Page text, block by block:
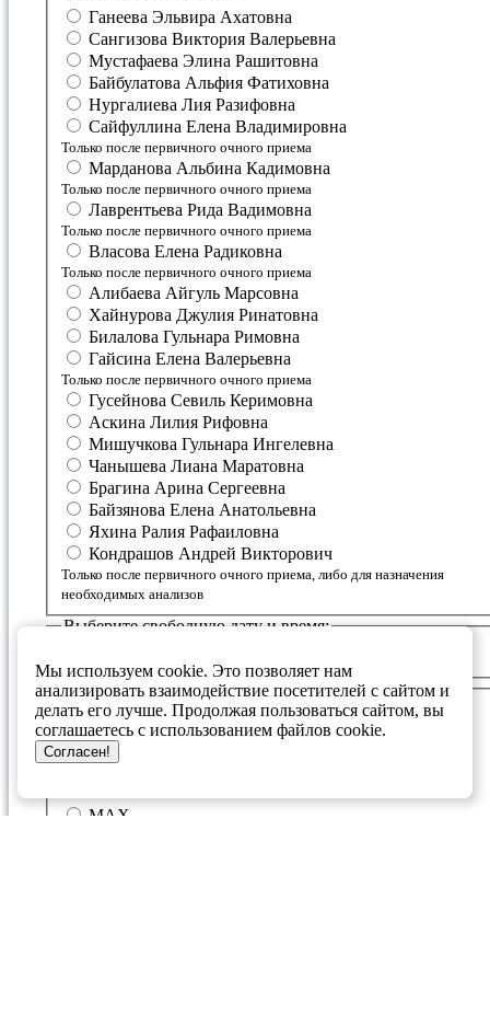
Мы используем cookie. Это позволяет нам
анализировать взаимодействие посетителей с сайтом и
делать его лучше. Продолжая пользоваться сайтом, вы
соглашаетесь с использованием файлов cookie.
Согласен!
Ганеева Эльвира Ахатовна
Сангизова Виктория Валерьевна
Мустафаева Элина Рашитовна
Байбулатова Альфия Фатиховна
Нургалиева Лия Разифовна
Сайфуллина Елена Владимировна
Только после первичного очного приема
Марданова Альбина Кадимовна
Только после первичного очного приема
Лаврентьева Рида Вадимовна
Только после первичного очного приема
Власова Елена Радиковна
Только после первичного очного приема
Алибаева Айгуль Марсовна
Хайнурова Джулия Ринатовна
Билалова Гульнара Римовна
Гайсина Елена Валерьевна
Только после первичного очного приема
Гусейнова Севиль Керимовна
Аскина Лилия Рифовна
Мишучкова Гульнара Ингелевна
Чанышева Лиана Маратовна
Брагина Арина Сергеевна
Байзянова Елена Анатольевна
Яхина Ралия Рафаиловна
Кондрашов Андрей Викторович
Только после первичного очного приема, либо для назначения
необходимых анализов
Выберите свободную дату и время:
Заполните свои данные:
День рождения
Мессенджер для связи
MAX